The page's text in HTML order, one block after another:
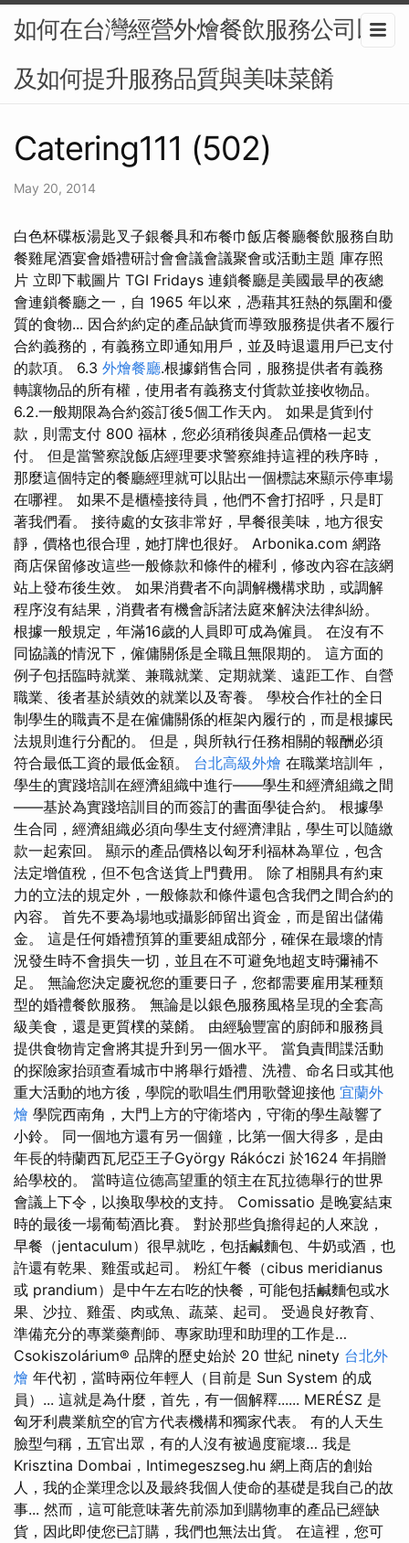
如何在台灣經營外燴餐飲服務公司以
及如何提升服務品質與美味菜餚
Catering111 (502)
May 20, 2014
白色杯碟板湯匙叉子銀餐具和布餐巾飯店餐廳餐飲服務自助
餐雞尾酒宴會婚禮研討會會議會議聚會或活動主題 庫存照
片 立即下載圖片 TGI Fridays 連鎖餐廳是美國最早的夜總
會連鎖餐廳之一，自 1965 年以來，憑藉其狂熱的氛圍和優
質的食物... 因合約約定的產品缺貨而導致服務提供者不履行
合約義務的，有義務立即通知用戶，並及時退還用戶已支付
的款項。 6.3 外燴餐廳.根據銷售合同，服務提供者有義務
轉讓物品的所有權，使用者有義務支付貨款並接收物品。
6.2.一般期限為合約簽訂後5個工作天內。 如果是貨到付
款，則需支付 800 福林，您必須稍後與產品價格一起支
付。 但是當警察說飯店經理要求警察維持這裡的秩序時，
那麼這個特定的餐廳經理就可以貼出一個標誌來顯示停車場
在哪裡。 如果不是櫃檯接待員，他們不會打招呼，只是盯
著我們看。 接待處的女孩非常好，早餐很美味，地方很安
靜，價格也很合理，她打牌也很好。 Arbonika.com 網路
商店保留修改這些一般條款和條件的權利，修改內容在該網
站上發布後生效。 如果消費者不向調解機構求助，或調解
程序沒有結果，消費者有機會訴諸法庭來解決法律糾紛。
根據一般規定，年滿16歲的人員即可成為僱員。 在沒有不
同協議的情況下，僱傭關係是全職且無限期的。 這方面的
例子包括臨時就業、兼職就業、定期就業、遠距工作、自營
職業、後者基於績效的就業以及寄養。 學校合作社的全日
制學生的職責不是在僱傭關係的框架內履行的，而是根據民
法規則進行分配的。 但是，與所執行任務相關的報酬必須
符合最低工資的最低金額。 台北高級外燴 在職業培訓年，
學生的實踐培訓在經濟組織中進行——學生和經濟組織之間
——基於為實踐培訓目的而簽訂的書面學徒合約。 根據學
生合同，經濟組織必須向學生支付經濟津貼，學生可以隨繳
款一起索回。 顯示的產品價格以匈牙利福林為單位，包含
法定增值稅，但不包含送貨上門費用。 除了相關具有約束
力的立法的規定外，一般條款和條件還包含我們之間合約的
內容。 首先不要為場地或攝影師留出資金，而是留出儲備
金。 這是任何婚禮預算的重要組成部分，確保在最壞的情
況發生時不會損失一切，並且在不可避免地超支時彌補不
足。 無論您決定慶祝您的重要日子，您都需要雇用某種類
型的婚禮餐飲服務。 無論是以銀色服務風格呈現的全套高
級美食，還是更質樸的菜餚。 由經驗豐富的廚師和服務員
提供食物肯定會將其提升到另一個水平。 當負責間諜活動
的探險家抬頭查看城市中將舉行婚禮、洗禮、命名日或其他
重大活動的地方後，學院的歌唱生們用歌聲迎接他 宜蘭外
燴 學院西南角，大門上方的守衛塔內，守衛的學生敲響了
小鈴。 同一個地方還有另一個鐘，比第一個大得多，是由
年長的特蘭西瓦尼亞王子György Rákóczi 於1624 年捐贈
給學校的。 當時這位德高望重的領主在瓦拉德舉行的世界
會議上下令，以換取學校的支持。 Comissatio 是晚宴結束
時的最後一場葡萄酒比賽。 對於那些負擔得起的人來說，
早餐（jentaculum）很早就吃，包括鹹麵包、牛奶或酒，也
許還有乾果、雞蛋或起司。 粉紅午餐（cibus meridianus
或 prandium）是中午左右吃的快餐，可能包括鹹麵包或水
果、沙拉、雞蛋、肉或魚、蔬菜、起司。 受過良好教育、
準備充分的專業藥劑師、專家助理和助理的工作是…
Csokiszolárium® 品牌的歷史始於 20 世紀 ninety 台北外
燴 年代初，當時兩位年輕人（目前是​​ Sun System 的成
員）... 這就是為什麼，首先，有一個解釋...... MERÉSZ 是
匈牙利農業航空的官方代表機構和獨家代表。 有的人天生
臉型勻稱，五官出眾，有的人沒有被過度寵壞… 我是
Krisztina Dombai，Intimegeszseg.hu 網上商店的創始
人，我的企業理念以及最終我個人使命的基礎是我自己的故
事... 然而，這可能意味著先前添加到購物車的產品已經缺
貨，因此即使您已訂購，我們也無法出貨。 在這裡，您可